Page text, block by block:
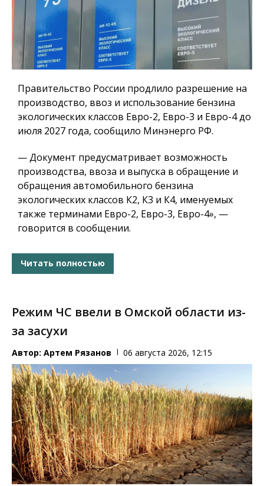
Правительство России продлило разрешение на
производство, ввоз и использование бензина
экологических классов Евро-2, Евро-3 и Евро-4 до
июля 2027 года, сообщило Минэнерго РФ.
— Документ предусматривает возможность
производства, ввоза и выпуска в обращение и
обращения автомобильного бензина
экологических классов К2, К3 и К4, именуемых
также терминами Евро-2, Евро-3, Евро-4», —
говорится в сообщении.
Читать полностью
Режим ЧС ввели в Омской области из-
за засухи
Автор: Артем Рязанов 06 августа 2026, 12:15